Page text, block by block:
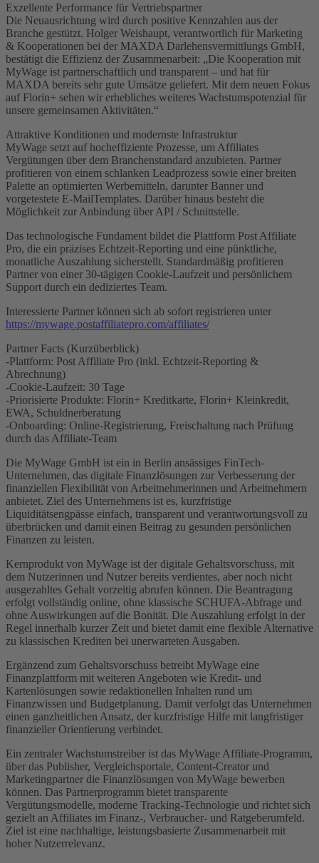
Exzellente Performance für Vertriebspartner
Die Neuausrichtung wird durch positive Kennzahlen aus der
Branche gestützt. Holger Weishaupt, verantwortlich für Marketing
& Kooperationen bei der MAXDA Darlehensvermittlungs GmbH,
bestätigt die Effizienz der Zusammenarbeit: „Die Kooperation mit
MyWage ist partnerschaftlich und transparent – und hat für
MAXDA bereits sehr gute Umsätze geliefert. Mit dem neuen Fokus
auf Florin+ sehen wir erhebliches weiteres Wachstumspotenzial für
unsere gemeinsamen Aktivitäten.“
Attraktive Konditionen und modernste Infrastruktur
MyWage setzt auf hocheffiziente Prozesse, um Affiliates
Vergütungen über dem Branchenstandard anzubieten. Partner
profitieren von einem schlanken Leadprozess sowie einer breiten
Palette an optimierten Werbemitteln, darunter Banner und
vorgetestete E-MailTemplates. Darüber hinaus besteht die
Möglichkeit zur Anbindung über API / Schnittstelle.
Das technologische Fundament bildet die Plattform Post Affiliate
Pro, die ein präzises Echtzeit-Reporting und eine pünktliche,
monatliche Auszahlung sicherstellt. Standardmäßig profitieren
Partner von einer 30-tägigen Cookie-Laufzeit und persönlichem
Support durch ein dediziertes Team.
Interessierte Partner können sich ab sofort registrieren unter
https://mywage.postaffiliatepro.com/affiliates/
Partner Facts (Kurzüberblick)
-Plattform: Post Affiliate Pro (inkl. Echtzeit-Reporting &
Abrechnung)
-Cookie-Laufzeit: 30 Tage
-Priorisierte Produkte: Florin+ Kreditkarte, Florin+ Kleinkredit,
EWA, Schuldnerberatung
-Onboarding: Online-Registrierung, Freischaltung nach Prüfung
durch das Affiliate-Team
Die MyWage GmbH ist ein in Berlin ansässiges FinTech-
Unternehmen, das digitale Finanzlösungen zur Verbesserung der
finanziellen Flexibilität von Arbeitnehmerinnen und Arbeitnehmern
anbietet. Ziel des Unternehmens ist es, kurzfristige
Liquiditätsengpässe einfach, transparent und verantwortungsvoll zu
überbrücken und damit einen Beitrag zu gesunden persönlichen
Finanzen zu leisten.
Kernprodukt von MyWage ist der digitale Gehaltsvorschuss, mit
dem Nutzerinnen und Nutzer bereits verdientes, aber noch nicht
ausgezahltes Gehalt vorzeitig abrufen können. Die Beantragung
erfolgt vollständig online, ohne klassische SCHUFA-Abfrage und
ohne Auswirkungen auf die Bonität. Die Auszahlung erfolgt in der
Regel innerhalb kurzer Zeit und bietet damit eine flexible Alternative
zu klassischen Krediten bei unerwarteten Ausgaben.
Ergänzend zum Gehaltsvorschuss betreibt MyWage eine
Finanzplattform mit weiteren Angeboten wie Kredit- und
Kartenlösungen sowie redaktionellen Inhalten rund um
Finanzwissen und Budgetplanung. Damit verfolgt das Unternehmen
einen ganzheitlichen Ansatz, der kurzfristige Hilfe mit langfristiger
finanzieller Orientierung verbindet.
Ein zentraler Wachstumstreiber ist das MyWage Affiliate-Programm,
über das Publisher, Vergleichsportale, Content-Creator und
Marketingpartner die Finanzlösungen von MyWage bewerben
können. Das Partnerprogramm bietet transparente
Vergütungsmodelle, moderne Tracking-Technologie und richtet sich
gezielt an Affiliates im Finanz-, Verbraucher- und Ratgeberumfeld.
Ziel ist eine nachhaltige, leistungsbasierte Zusammenarbeit mit
hoher Nutzerrelevanz.